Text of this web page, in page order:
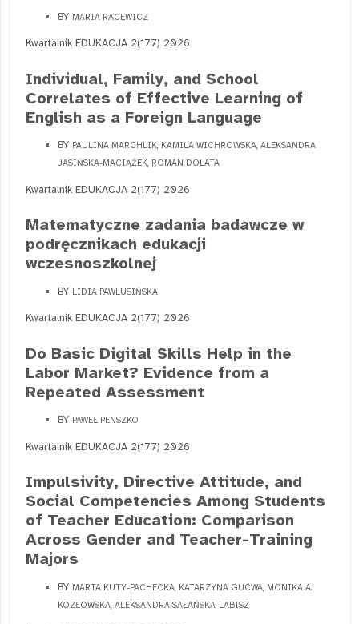
BY MARIA RACEWICZ
Kwartalnik EDUKACJA 2(177) 2026
Individual, Family, and School
Correlates of Effective Learning of
English as a Foreign Language
BY PAULINA MARCHLIK, KAMILA WICHROWSKA, ALEKSANDRA
JASIŃSKA-MACIĄŻEK, ROMAN DOLATA
Kwartalnik EDUKACJA 2(177) 2026
Matematyczne zadania badawcze w
podręcznikach edukacji
wczesnoszkolnej
BY LIDIA PAWLUSIŃSKA
Kwartalnik EDUKACJA 2(177) 2026
Do Basic Digital Skills Help in the
Labor Market? Evidence from a
Repeated Assessment
BY PAWEŁ PENSZKO
Kwartalnik EDUKACJA 2(177) 2026
Impulsivity, Directive Attitude, and
Social Competencies Among Students
of Teacher Education: Comparison
Across Gender and Teacher-Training
Majors
BY MARTA KUTY-PACHECKA, KATARZYNA GUCWA, MONIKA A.
KOZŁOWSKA, ALEKSANDRA SAŁAŃSKA-LABISZ